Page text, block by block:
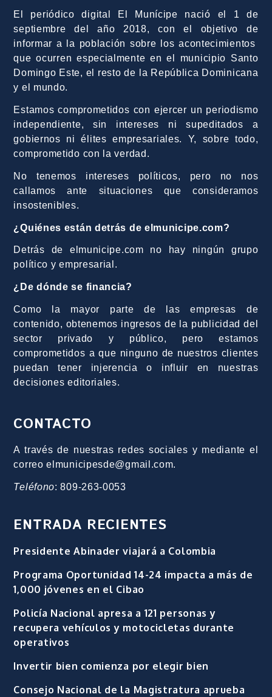
El periódico digital El Munícipe nació el 1 de
septiembre del año 2018, con el objetivo de
informar a la población sobre los acontecimientos
que ocurren especialmente en el municipio Santo
Domingo Este, el resto de la República Dominicana
y el mundo.
Estamos comprometidos con ejercer un periodismo
independiente, sin intereses ni supeditados a
gobiernos ni élites empresariales. Y, sobre todo,
comprometido con la verdad.
No tenemos intereses políticos, pero no nos
callamos ante situaciones que consideramos
insostenibles.
¿Quiénes están detrás de elmunicipe.com?
Detrás de elmunicipe.com no hay ningún grupo
político y empresarial.
¿De dónde se financia?
Como la mayor parte de las empresas de
contenido, obtenemos ingresos de la publicidad del
sector privado y público, pero estamos
comprometidos a que ninguno de nuestros clientes
puedan tener injerencia o influir en nuestras
decisiones editoriales.
CONTACTO
A través de nuestras redes sociales y mediante el
correo elmunicipesde@gmail.com.
Teléfono: 809-263-0053
ENTRADA RECIENTES
Presidente Abinader viajará a Colombia
Programa Oportunidad 14-24 impacta a más de
1,000 jóvenes en el Cibao
Policía Nacional apresa a 121 personas y
recupera vehículos y motocicletas durante
operativos
Invertir bien comienza por elegir bien
Consejo Nacional de la Magistratura aprueba